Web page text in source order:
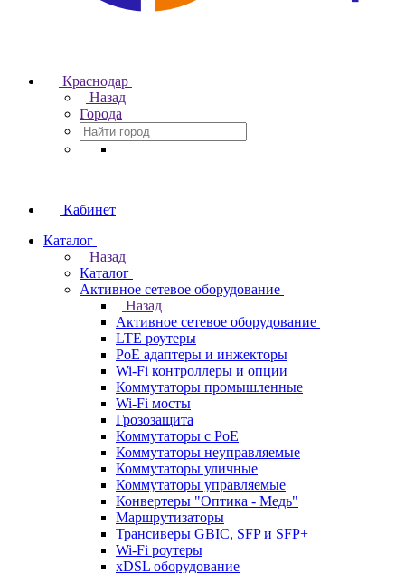
Краснодар
Назад
Города
Кабинет
Каталог
Назад
Каталог
Активное сетевое оборудование
Назад
Активное сетевое оборудование
LTE роутеры
PoE адаптеры и инжекторы
Wi-Fi контроллеры и опции
Коммутаторы промышленные
Wi-Fi мосты
Грозозащита
Коммутаторы c PoE
Коммутаторы неуправляемые
Коммутаторы уличные
Коммутаторы управляемые
Конвертеры "Оптика - Медь"
Маршрутизаторы
Трансиверы GBIC, SFP и SFP+
Wi-Fi роутеры
xDSL оборудование